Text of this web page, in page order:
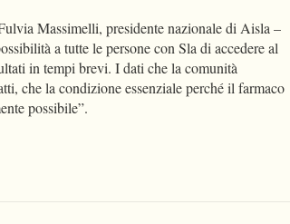
Massimelli, presidente nazionale di Aisla –
a tutte le persone con Sla di accedere al
in tempi brevi. I dati che la comunità
che la condizione essenziale perché il farmaco
possibile”.